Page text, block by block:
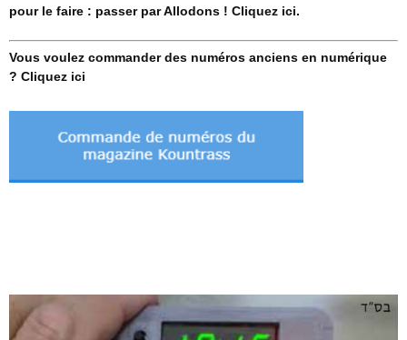
pour le faire : passer par Allodons ! Cliquez ici.
Vous voulez commander des numéros anciens en numérique
? Cliquez ici